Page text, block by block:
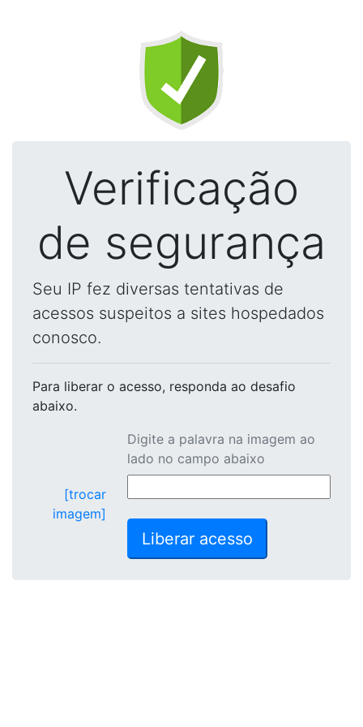
Verificação
de segurança
Seu IP fez diversas tentativas de
acessos suspeitos a sites hospedados
conosco.
Para liberar o acesso, responda ao desafio
abaixo.
[trocar
imagem]
Digite a palavra na imagem ao
lado no campo abaixo